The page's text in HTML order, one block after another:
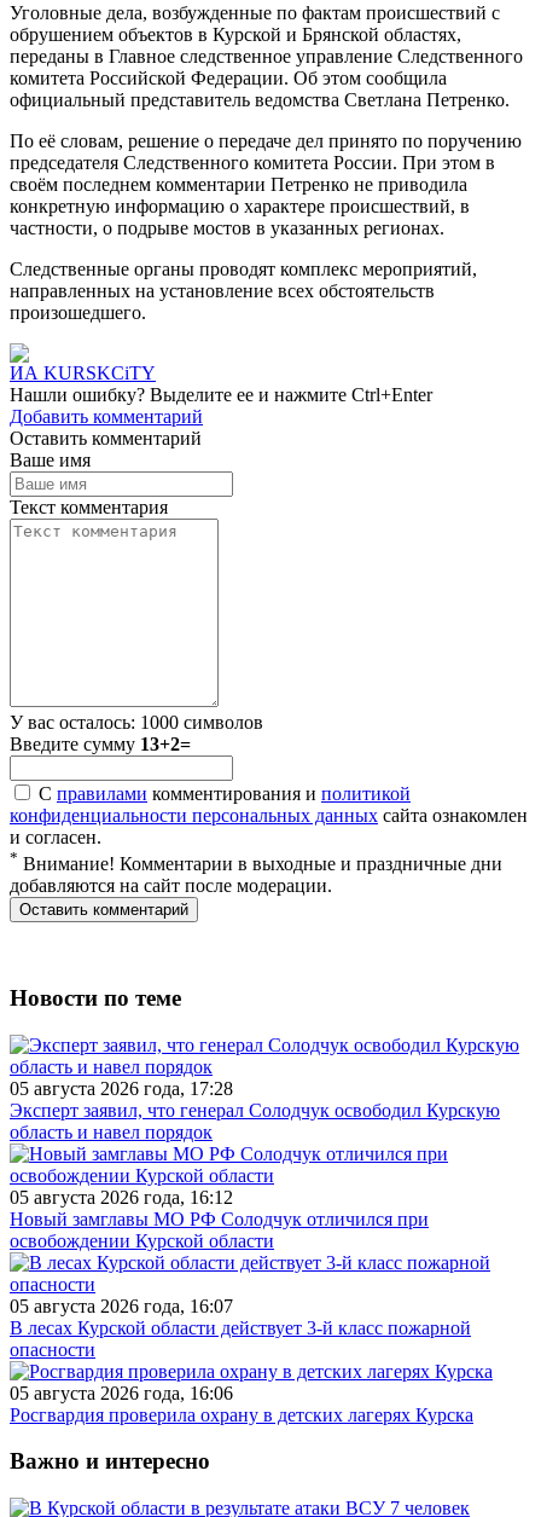
Уголовные дела, возбужденные по фактам происшествий с
обрушением объектов в Курской и Брянской областях,
переданы в Главное следственное управление Следственного
комитета Российской Федерации. Об этом сообщила
официальный представитель ведомства Светлана Петренко.
По её словам, решение о передаче дел принято по поручению
председателя Следственного комитета России. При этом в
своём последнем комментарии Петренко не приводила
конкретную информацию о характере происшествий, в
частности, о подрыве мостов в указанных регионах.
Следственные органы проводят комплекс мероприятий,
направленных на установление всех обстоятельств
произошедшего.
ИА KURSKCiTY
Нашли ошибку? Выделите ее и нажмите Ctrl+Enter
Добавить комментарий
Оставить комментарий
Ваше имя
Текст комментария
У вас осталось: 1000 символов
Введите сумму 13+2=
С правилами комментирования и политикой
конфиденциальности персональных данных сайта ознакомлен
и согласен.
* Внимание! Комментарии в выходные и праздничные дни
добавляются на сайт после модерации.
Новости по теме
05 августа 2026 года, 17:28
Эксперт заявил, что генерал Солодчук освободил Курскую
область и навел порядок
05 августа 2026 года, 16:12
Новый замглавы МО РФ Солодчук отличился при
освобождении Курской области
05 августа 2026 года, 16:07
В лесах Курской области действует 3-й класс пожарной
опасности
05 августа 2026 года, 16:06
Росгвардия проверила охрану в детских лагерях Курска
Важно и интересно